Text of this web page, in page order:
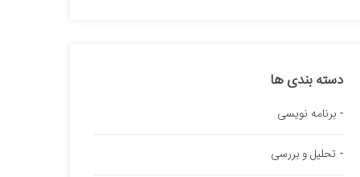
دسته بندی ها
برنامه نویسی
تحلیل و بررسی